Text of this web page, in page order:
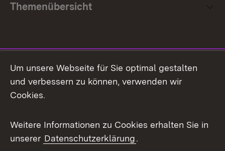
Themenübersicht
Facebook
X / Twitter
Youtube
Um unsere Webseite für Sie optimal gestalten
und verbessern zu können, verwenden wir
Cookies.
Weitere Informationen zu Cookies erhalten Sie in
unserer Datenschutzerklärung.